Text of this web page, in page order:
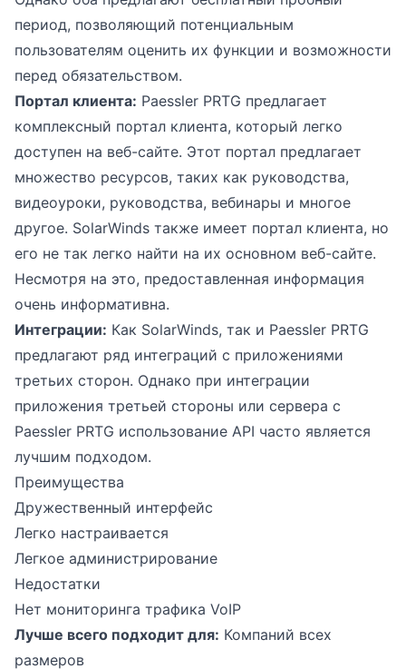
период, позволяющий потенциальным
пользователям оценить их функции и возможности
перед обязательством.
Портал клиента: Paessler PRTG предлагает
комплексный портал клиента, который легко
доступен на веб-сайте. Этот портал предлагает
множество ресурсов, таких как руководства,
видеоуроки, руководства, вебинары и многое
другое. SolarWinds также имеет портал клиента, но
его не так легко найти на их основном веб-сайте.
Несмотря на это, предоставленная информация
очень информативна.
Интеграции: Как SolarWinds, так и Paessler PRTG
предлагают ряд интеграций с приложениями
третьих сторон. Однако при интеграции
приложения третьей стороны или сервера с
Paessler PRTG использование API часто является
лучшим подходом.
Преимущества
Дружественный интерфейс
Легко настраивается
Легкое администрирование
Недостатки
Нет мониторинга трафика VoIP
Лучше всего подходит для: Компаний всех
размеров